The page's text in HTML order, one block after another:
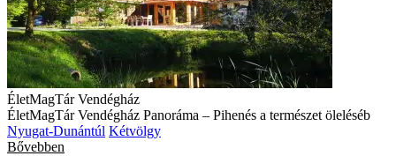
ÉletMagTár Vendégház
ÉletMagTár Vendégház Panoráma – Pihenés a természet öleléséb
Nyugat-Dunántúl Kétvölgy
Bővebben